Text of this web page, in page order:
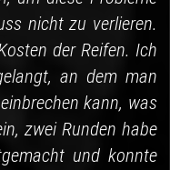
nicht zu verlieren.
der Reifen. Ich
an dem man
kann, was
zwei Runden habe
und konnte